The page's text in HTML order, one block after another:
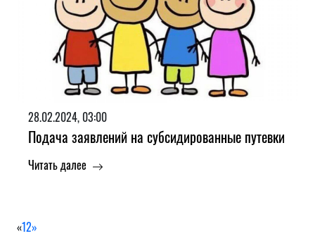
28.02.2024, 03:00
Подача заявлений на субсидированные путевки
Читать далее
«12»